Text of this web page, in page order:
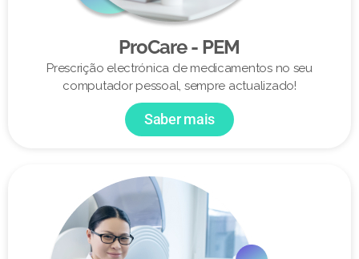
ProCare - PEM
Prescrição electrónica de medicamentos no seu
computador pessoal, sempre actualizado!
Saber mais